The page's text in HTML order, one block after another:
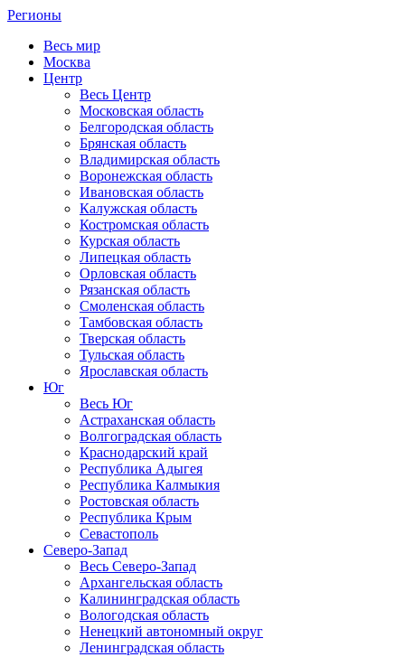
Регионы
Весь мир
Москва
Центр
Весь Центр
Московская область
Белгородская область
Брянская область
Владимирская область
Воронежская область
Ивановская область
Калужская область
Костромская область
Курская область
Липецкая область
Орловская область
Рязанская область
Смоленская область
Тамбовская область
Тверская область
Тульская область
Ярославская область
Юг
Весь Юг
Астраханская область
Волгоградская область
Краснодарский край
Республика Адыгея
Республика Калмыкия
Ростовская область
Республика Крым
Севастополь
Северо-Запад
Весь Северо-Запад
Архангельская область
Калининградская область
Вологодская область
Ненецкий автономный округ
Ленинградская область